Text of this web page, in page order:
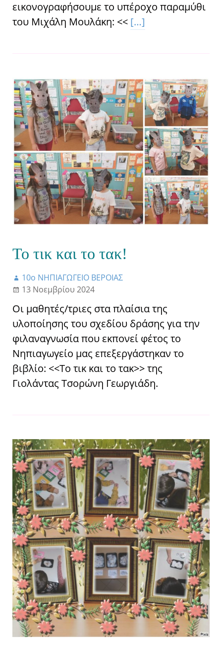
εικονογραφήσουμε το υπέροχο παραμύθι
του Μιχάλη Μουλάκη: << […]
Το τικ και το τακ!
10ο ΝΗΠΙΑΓΩΓΕΙΟ ΒΕΡΟΙΑΣ
13 Νοεμβρίου 2024
Οι μαθητές/τριες στα πλαίσια της
υλοποίησης του σχεδίου δράσης για την
φιλαναγνωσία που εκπονεί φέτος το
Νηπιαγωγείο μας επεξεργάστηκαν το
βιβλίο: <<Το τικ και το τακ>> της
Γιολάντας Τσορώνη Γεωργιάδη.